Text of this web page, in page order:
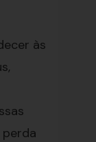
às